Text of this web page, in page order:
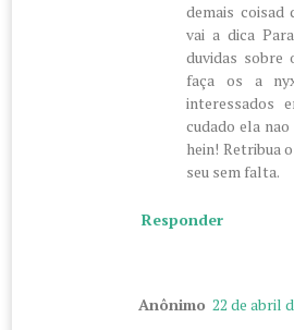
demais
vai a dica
duvidas sobre
faça os a
interessados
cudado ela
hein! Retribua
seu sem falta.
Responder
Anônimo 22 de abril